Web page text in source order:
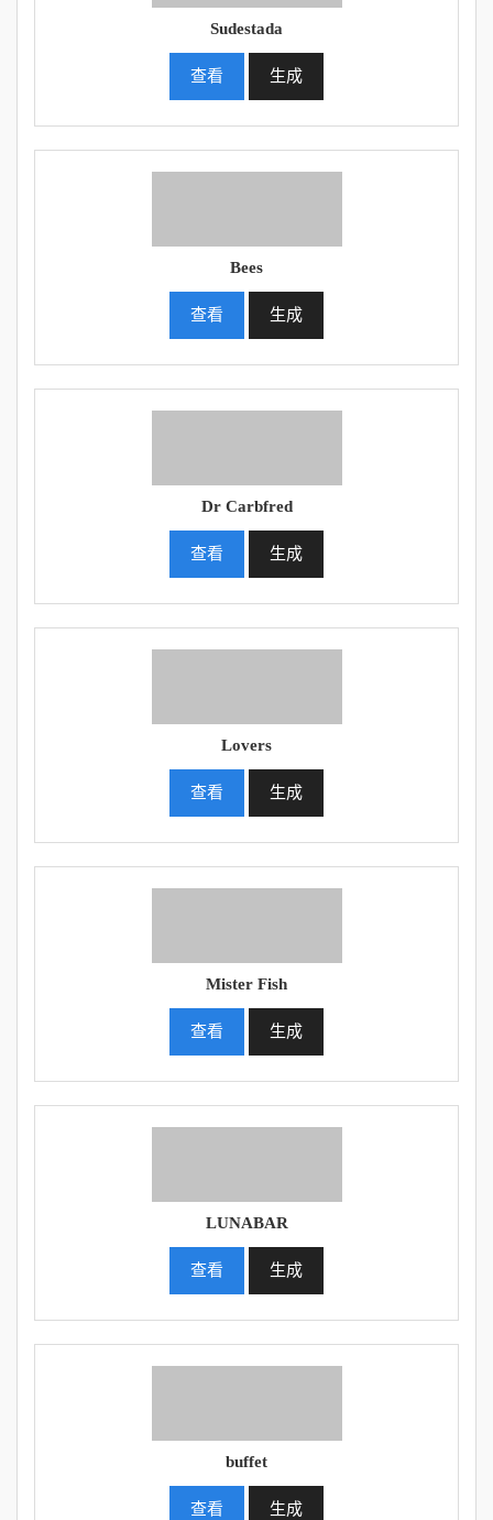
Sudestada
查看 生成
Bees
查看 生成
Dr Carbfred
查看 生成
Lovers
查看 生成
Mister Fish
查看 生成
LUNABAR
查看 生成
buffet
查看 生成